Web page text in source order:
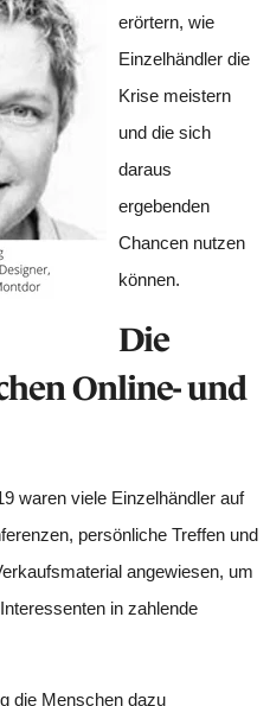
erörtern, wie
Einzelhändler die
Krise meistern
und die sich
daraus
ergebenden
Chancen nutzen
können.
Die
Online- und
waren viele Einzelhändler auf
persönliche Treffen und
angewiesen, um
in zahlende
die Menschen dazu